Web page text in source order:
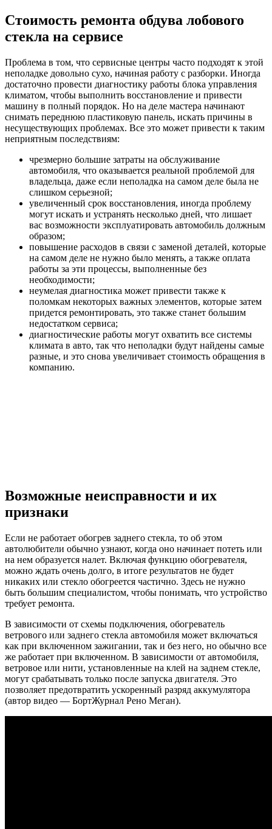
Стоимость ремонта обдува лобового
стекла на сервисе
Проблема в том, что сервисные центры часто подходят к этой
неполадке довольно сухо, начиная работу с разборки. Иногда
достаточно провести диагностику работы блока управления
климатом, чтобы выполнить восстановление и привести
машину в полный порядок. Но на деле мастера начинают
снимать переднюю пластиковую панель, искать причины в
несуществующих проблемах. Все это может привести к таким
неприятным последствиям:
чрезмерно большие затраты на обслуживание
автомобиля, что оказывается реальной проблемой для
владельца, даже если неполадка на самом деле была не
слишком серьезной;
увеличенный срок восстановления, иногда проблему
могут искать и устранять несколько дней, что лишает
вас возможности эксплуатировать автомобиль должным
образом;
повышение расходов в связи с заменой деталей, которые
на самом деле не нужно было менять, а также оплата
работы за эти процессы, выполненные без
необходимости;
неумелая диагностика может привести также к
поломкам некоторых важных элементов, которые затем
придется ремонтировать, это также станет большим
недостатком сервиса;
диагностические работы могут охватить все системы
климата в авто, так что неполадки будут найдены самые
разные, и это снова увеличивает стоимость обращения в
компанию.
Возможные неисправности и их
признаки
Если не работает обогрев заднего стекла, то об этом
автолюбители обычно узнают, когда оно начинает потеть или
на нем образуется налет. Включая функцию обогревателя,
можно ждать очень долго, в итоге результатов не будет
никаких или стекло обогреется частично. Здесь не нужно
быть большим специалистом, чтобы понимать, что устройство
требует ремонта.
В зависимости от схемы подключения, обогреватель
ветрового или заднего стекла автомобиля может включаться
как при включенном зажигании, так и без него, но обычно все
же работает при включенном. В зависимости от автомобиля,
ветровое или нити, установленные на клей на заднем стекле,
могут срабатывать только после запуска двигателя. Это
позволяет предотвратить ускоренный разряд аккумулятора
(автор видео — БортЖурнал Рено Меган).